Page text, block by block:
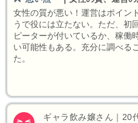
女性の質が悪い！運営はポイン
うで役には立たない。ただ、初
ピーターが付いているか、稼働
い可能性もある。充分に調べる
た。
ギャラ飲み嬢さん｜20